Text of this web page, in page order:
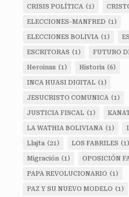
CRISIS POLÍTICA (1)
ELECCIONES-MANFRED (1)
ELECCIONES BOLIVIA (1)
ESCRITORAS (1) FUTURO
Heroinas (1) Historia (6)
INCA HUASI DIGITAL (1)
JESUCRISTO COMUNICA (1)
JUSTICIA FISCAL (1)
LA WATHIA BOLIVIANA (1)
Llajta (21) LOS FABRILES (1)
Migración (1) OPOSICIÓN
PAPA REVOLUCIONARIO (1)
PAZ Y SU NUEVO MODELO (1)